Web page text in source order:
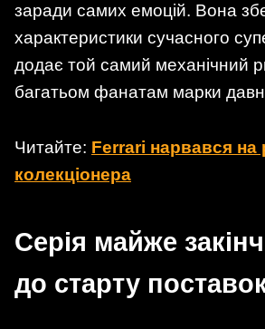
заради самих емоцій. Вона
характеристики сучасного
додає той самий механічний
багатьом фанатам марки
Читайте: Ferrari нарвався на
колекціонера
Серія майже
до старту